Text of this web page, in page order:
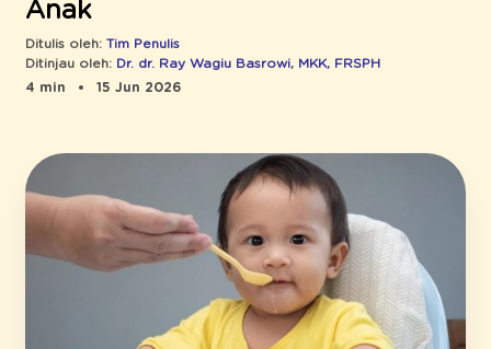
Anak
Ditulis oleh: Tim Penulis
Ditinjau oleh: Dr. dr. Ray Wagiu Basrowi, MKK, FRSPH
4 min
15 Jun 2026